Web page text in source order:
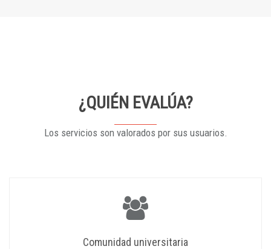
¿QUIÉN EVALÚA?
Los servicios son valorados por sus usuarios.
Comunidad universitaria